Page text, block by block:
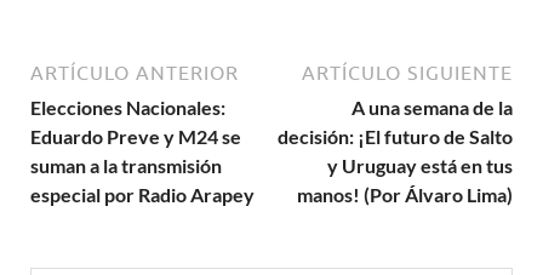
ARTÍCULO ANTERIOR
Elecciones Nacionales:
Eduardo Preve y M24 se
suman a la transmisión
especial por Radio Arapey
ARTÍCULO SIGUIENTE
A una semana de la
decisión: ¡El futuro de Salto
y Uruguay está en tus
manos! (Por Álvaro Lima)